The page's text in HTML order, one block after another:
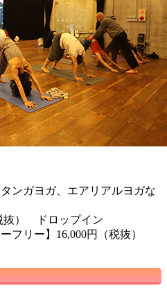
ンガヨガ、エアリアルヨガな
抜） ドロップイン
フリー】16,000円（税抜）